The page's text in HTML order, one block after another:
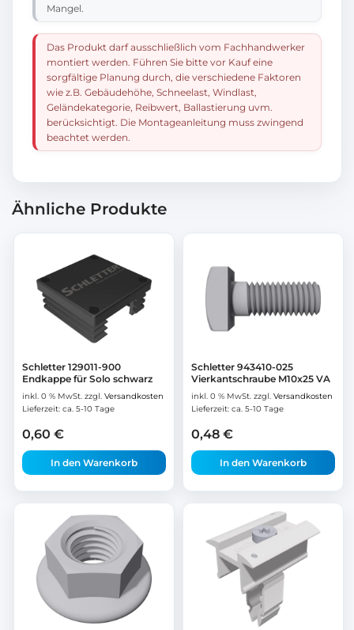
Mangel.
Das Produkt darf ausschließlich vom Fachhandwerker
montiert werden. Führen Sie bitte vor Kauf eine
sorgfältige Planung durch, die verschiedene Faktoren
wie z.B. Gebäudehöhe, Schneelast, Windlast,
Geländekategorie, Reibwert, Ballastierung uvm.
berücksichtigt. Die Montageanleitung muss zwingend
beachtet werden.
Ähnliche Produkte
Schletter 129011-900
Endkappe für Solo schwarz
inkl. 0 % MwSt. zzgl. Versandkosten
Lieferzeit: ca. 5-10 Tage
0,60 €
In den Warenkorb
Schletter 943410-025
Vierkantschraube M10x25 VA
inkl. 0 % MwSt. zzgl. Versandkosten
Lieferzeit: ca. 5-10 Tage
0,48 €
In den Warenkorb